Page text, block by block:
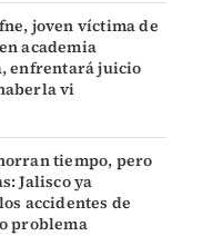
joven víctima de
academia
enfrentará juicio
vi
tiempo, pero
Jalisco ya
accidentes de
problema